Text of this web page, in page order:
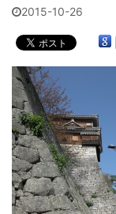
2015-10-26